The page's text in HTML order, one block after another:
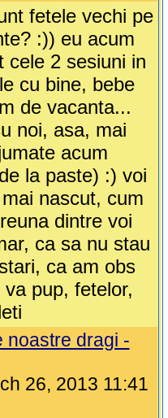
fetele vechi pe
:)) eu acum
cele 2 sesiuni in
cu bine, bebe
de vacanta...
noi, asa, mai
acum
la paste) :) voi
nascut, cum
dintre voi
ca sa nu stau
ca am obs
pup, fetelor,
noastre dragi -
26, 2013 11:41